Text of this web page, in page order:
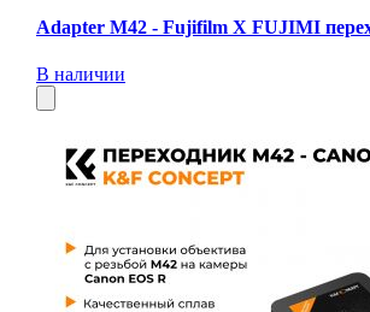
Adapter M42 - Fujifilm X FUJIMI
В наличии